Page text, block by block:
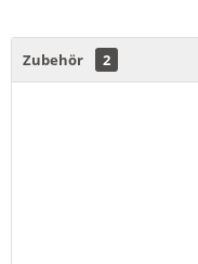
Zubehör 2